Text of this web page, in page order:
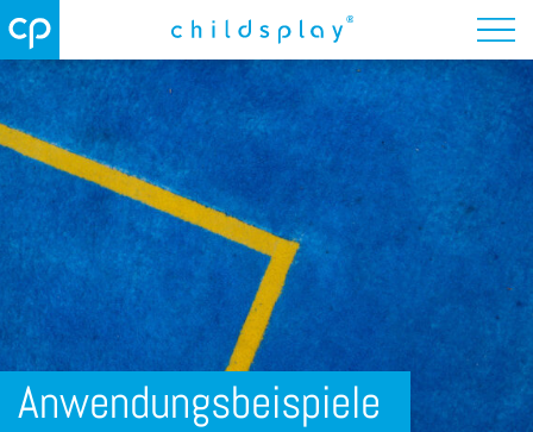
Anwendungsbeispiele